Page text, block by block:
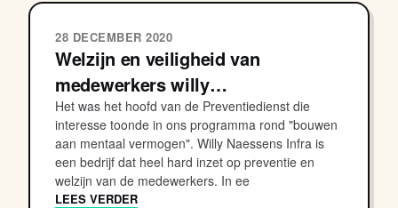
28 DECEMBER 2020
Welzijn en veiligheid van
medewerkers willy…
Het was het hoofd van de Preventiedienst die
interesse toonde in ons programma rond "bouwen
aan mentaal vermogen". Willy Naessens Infra is
een bedrijf dat heel hard inzet op preventie en
welzijn van de medewerkers. In ee
LEES VERDER